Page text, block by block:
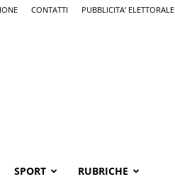
CONTATTI PUBBLICITA’ ELETTORALE
SPORT RUBRICHE